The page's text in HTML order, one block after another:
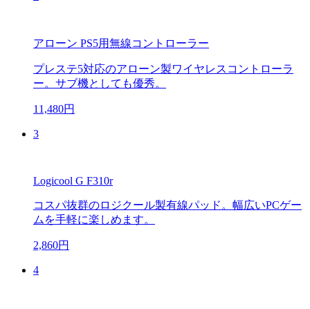
アローン PS5用無線コントローラー
プレステ5対応のアローン製ワイヤレスコントローラ
ー。サブ機としても優秀。
11,480円
3
Logicool G F310r
コスパ抜群のロジクール製有線パッド。幅広いPCゲー
ムを手軽に楽しめます。
2,860円
4